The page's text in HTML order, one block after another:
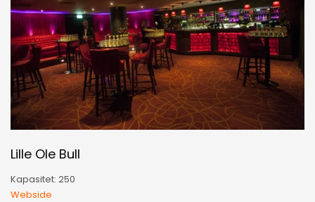
Lille Ole Bull
Kapasitet: 250
Webside